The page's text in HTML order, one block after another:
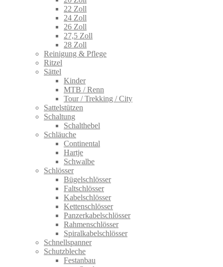
22 Zoll
24 Zoll
26 Zoll
27,5 Zoll
28 Zoll
Reinigung & Pflege
Ritzel
Sättel
Kinder
MTB / Renn
Tour / Trekking / City
Sattelstützen
Schaltung
Schalthebel
Schläuche
Continental
Hartje
Schwalbe
Schlösser
Bügelschlösser
Faltschlösser
Kabelschlösser
Kettenschlösser
Panzerkabelschlösser
Rahmenschlösser
Spiralkabelschlösser
Schnellspanner
Schutzbleche
Festanbau